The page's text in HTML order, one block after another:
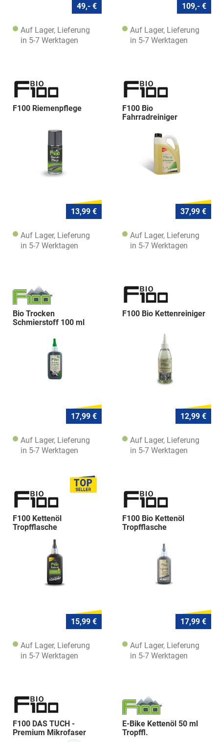
49,- €
Auf Lager, Lieferung
in 5-7 Werktagen
109,- €
Auf Lager, Lieferung
in 5-7 Werktagen
F100 Riemenpflege
13,99 €
Auf Lager, Lieferung
in 5-7 Werktagen
F100 Bio
Fahrradreiniger
37,99 €
Auf Lager, Lieferung
in 5-7 Werktagen
Bio Trocken
Schmierstoff 100 ml
17,99 €
Auf Lager, Lieferung
in 5-7 Werktagen
F100 Bio Kettenreiniger
12,99 €
Auf Lager, Lieferung
in 5-7 Werktagen
F100 Kettenöl
Tropfflasche
15,99 €
Auf Lager, Lieferung
in 5-7 Werktagen
F100 Bio Kettenöl
Tropfflasche
17,99 €
Auf Lager, Lieferung
in 5-7 Werktagen
F100 DAS TUCH -
Premium Mikrofaser
E-Bike Kettenöl 50 ml
Tropffl.